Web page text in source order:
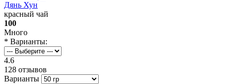
Дянь Хун
красный чай
100
Много
* Варианты:
4.6
128 отзывов
Варианты